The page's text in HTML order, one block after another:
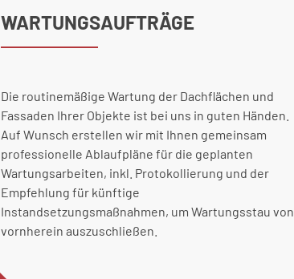
WARTUNGSAUFTRÄGE
Die routinemäßige Wartung der Dachflächen und
Fassaden Ihrer Objekte ist bei uns in guten Händen.
Auf Wunsch erstellen wir mit Ihnen gemeinsam
professionelle Ablaufpläne für die geplanten
Wartungsarbeiten, inkl. Protokollierung und der
Empfehlung für künftige
Instandsetzungsmaßnahmen, um Wartungsstau von
vornherein auszuschließen.